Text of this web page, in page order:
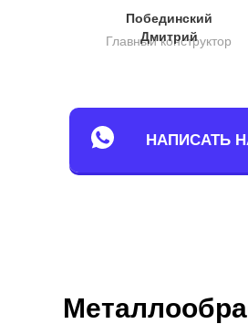
Главный конструктор
Побединский
Дмитрий
НАПИСАТЬ